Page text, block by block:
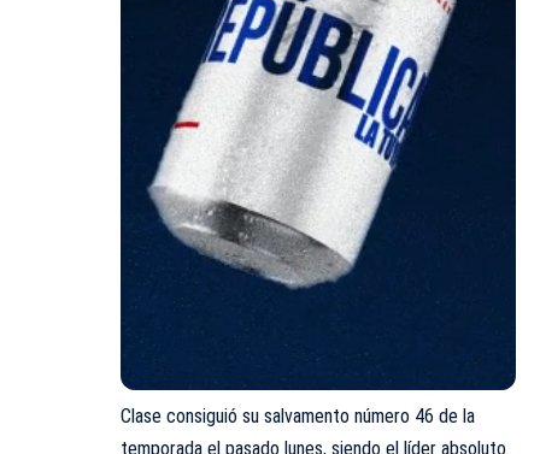
Clase consiguió su salvamento número 46 de la
temporada el pasado lunes, siendo el líder absoluto